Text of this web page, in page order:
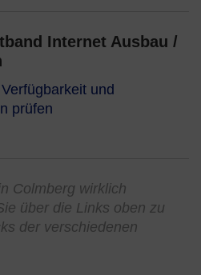
Internet Ausbau /
und
prüfen
Colmberg wirklich
über die Links oben zu
der verschiedenen